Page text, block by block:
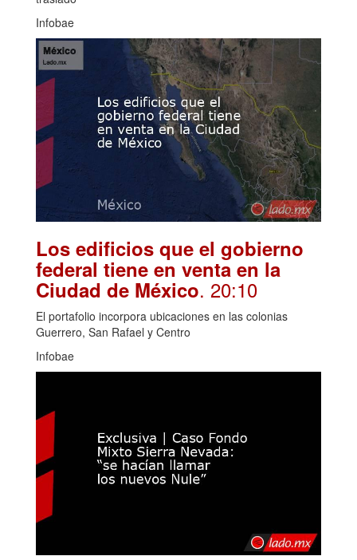
Infobae
Los edificios que el gobierno
federal tiene en venta en la
Ciudad de México. 20:10
El portafolio incorpora ubicaciones en las colonias
Guerrero, San Rafael y Centro
Infobae